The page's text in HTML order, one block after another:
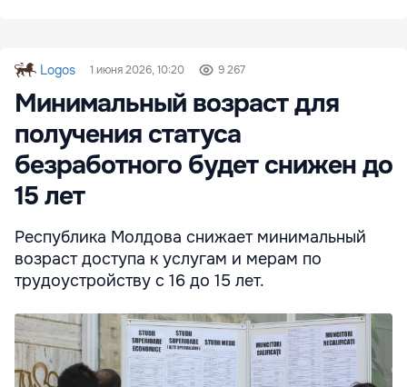
Logos 1 июня 2026, 10:20 9 267
Минимальный возраст для
получения статуса
безработного будет снижен до
15 лет
Республика Молдова снижает минимальный
возраст доступа к услугам и мерам по
трудоустройству с 16 до 15 лет.